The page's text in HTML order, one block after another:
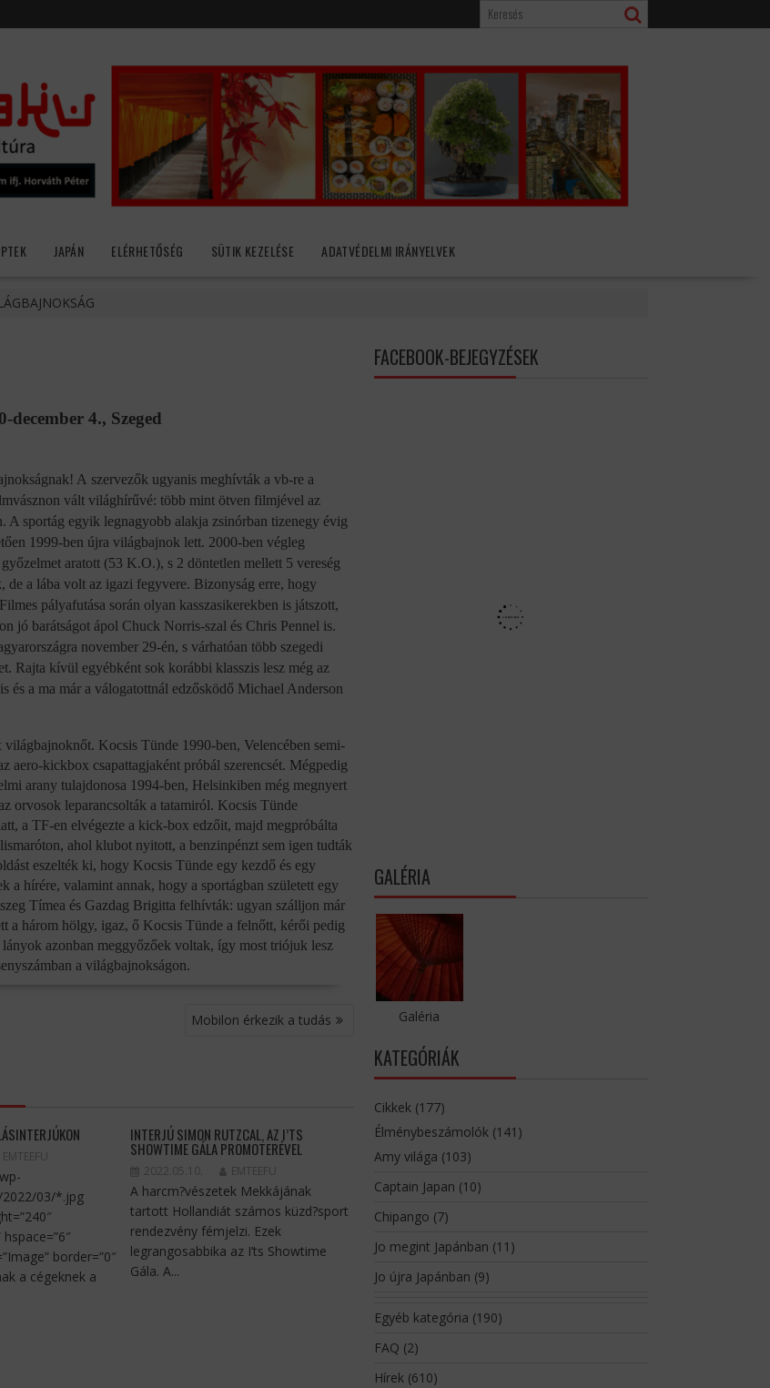
JAPÁN ELÉRHETŐSÉG SÜTIK KEZELÉSE ADATVÉDELMI IRÁNYELVEK
december 4., Szeged
A szervezők ugyanis meghívták a vb-re a
vált világhírűvé: több mint ötven filmjével az
sportág egyik legnagyobb alakja zsinórban tizenegy évig
1999-ben újra világbajnok lett. 2000-ben végleg
aratott (53 K.O.), s 2 döntetlen mellett 5 vereség
de a lába volt az igazi fegyvere. Bizonyság erre, hogy
pályafutása során olyan kasszasikerekben is játszott,
jó barátságot ápol Chuck Norris-szal és Chris Pennel is.
november 29-én, s várhatóan több szegedi
Rajta kívül egyébként sok korábbi klasszis lesz még az
és a ma már a válogatottnál edzősködő Michael Anderson
Kocsis Tünde 1990-ben, Velencében semi-
aero-kickbox csapattagjaként próbál szerencsét. Mégpedig
arany tulajdonosa 1994-ben, Helsinkiben még megnyert
orvosok leparancsolták a tatamiról. Kocsis Tünde
a TF-en elvégezte a kick-box edzőit, majd megpróbálta
ahol klubot nyitott, a benzinpénzt sem igen tudták
eszelték ki, hogy Kocsis Tünde egy kezdő és egy
a hírére, valamint annak, hogy a sportágban született egy
Tímea és Gazdag Brigitta felhívták: ugyan szálljon már
a három hölgy, igaz, ő Kocsis Tünde a felnőtt, kérői pedig
azonban meggyőzőek voltak, így most triójuk lesz
a világbajnokságon.
Mobilon érkezik a tudás
EMTEEFU
03/*.jpg
border=”0″
a cégeknek a
INTERJÚ SIMON RUTZCAL, AZ I’TS
SHOWTIME GÁLA PROMOTERÉVEL
2022.05.10. EMTEEFU
A harcm?vészetek Mekkájának
tartott Hollandiát számos küzd?sport
rendezvény fémjelzi. Ezek
legrangosabbika az I’ts Showtime
Gála. A...
FACEBOOK-BEJEGYZÉSEK
GALÉRIA
Galéria
KATEGÓRIÁK
Cikkek(177)
Élménybeszámolók(141)
Amy világa (103)
Captain Japan (10)
Chipango (7)
Jo megint Japánban (11)
Jo újra Japánban (9)
Egyéb kategória (190)
FAQ (2)
Hírek(610)